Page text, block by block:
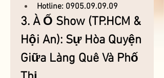
Hotline: 0905.09.09.09
3. À Ố Show (TP.HCM &
Hội An): Sự Hòa Quyện
Giữa Làng Quê Và Phố